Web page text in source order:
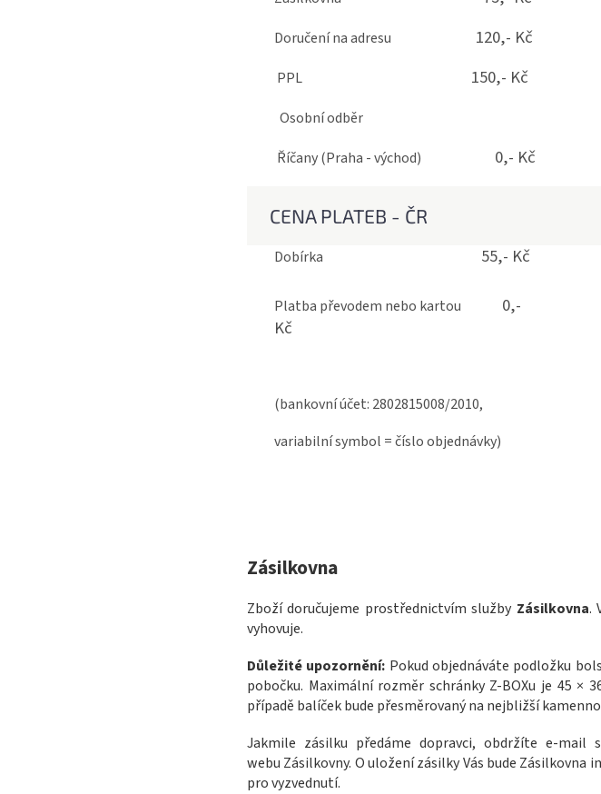
Doručení na adresu 120,- Kč
PPL 150,- Kč
Osobní odběr
Říčany (Praha - východ) 0,- Kč
CENA PLATEB - ČR
Dobírka 55,- Kč
Platba převodem nebo kartou 0,-
Kč
(bankovní účet: 2802815008/2010,
variabilní symbol = číslo objednávky)
Zásilkovna
Zboží doručujeme prostřednictvím služby Zásilkovna.
vyhovuje.
Důležité upozornění: Pokud objednáváte podložku
pobočku. Maximální rozměr schránky Z-BOXu je 45
případě balíček bude přesměrovaný na nejbližší
Jakmile zásilku předáme dopravci, obdržíte e-
webu Zásilkovny. O uložení zásilky Vás bude
pro vyzvednutí.